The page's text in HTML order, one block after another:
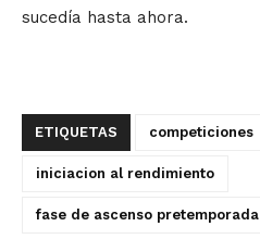
sucedía hasta ahora.
ETIQUETAS competiciones
iniciacion al rendimiento
fase de ascenso pretemporada